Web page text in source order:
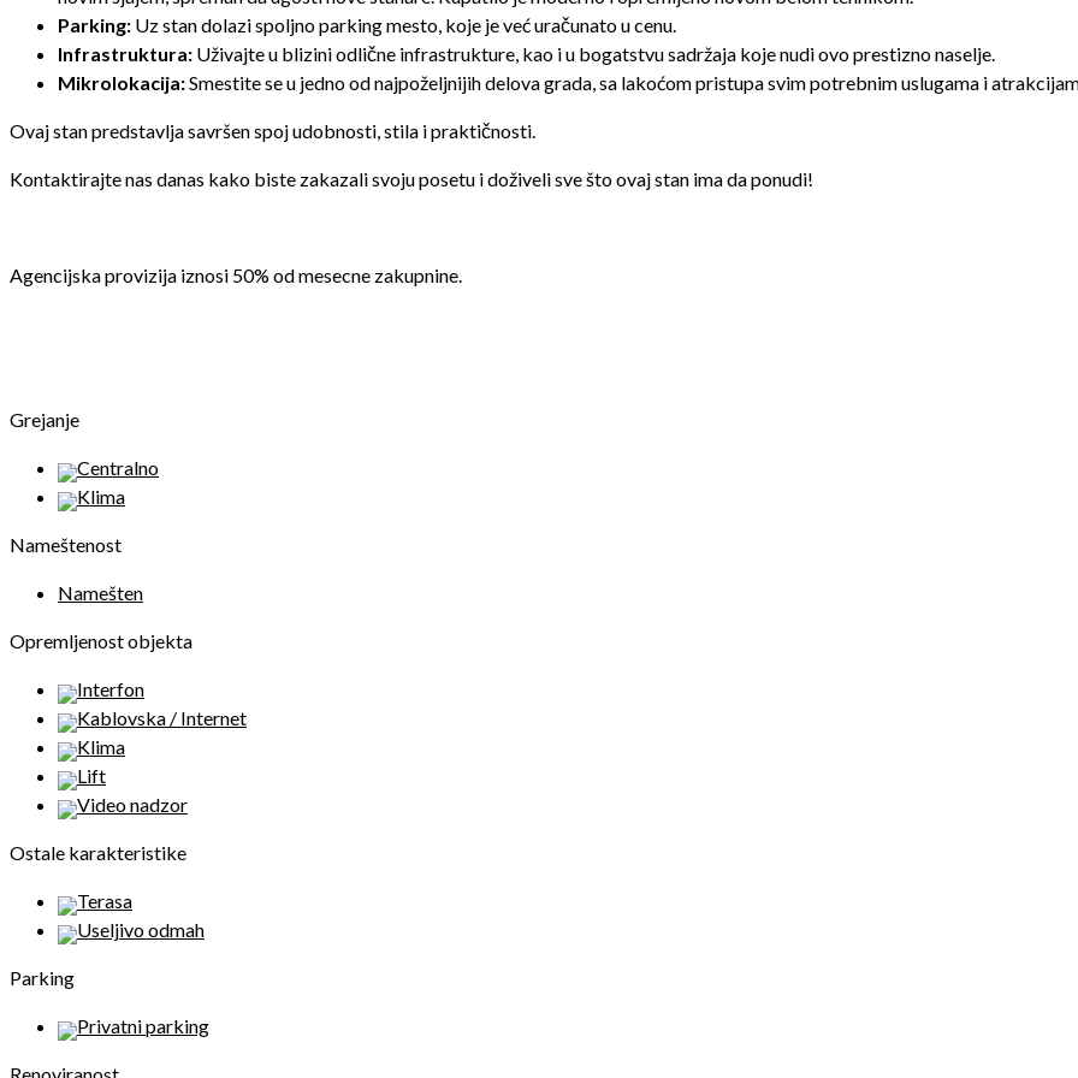
Parking: Uz stan dolazi spoljno parking mesto, koje je već uračunato u cenu.
Infrastruktura: Uživajte u blizini odlične infrastrukture, kao i u bogatstvu sadržaja koje nudi ovo prestizno naselje.
Mikrolokacija:Smestite se u jedno od najpoželjnijih delova grada, sa lakoćom pristupa svim potrebnim uslugama i
Ovaj stan predstavlja savršen spoj udobnosti, stila i praktičnosti.
Kontaktirajte nas danas kako biste zakazali svoju posetu i doživeli sve što ovaj stan ima da ponudi!
Agencijska provizija iznosi 50% od mesecne zakupnine.
Grejanje
Centralno
Klima
Nameštenost
Namešten
Opremljenost objekta
Interfon
Kablovska / Internet
Klima
Lift
Video nadzor
Ostale karakteristike
Terasa
Useljivo odmah
Parking
Privatni parking